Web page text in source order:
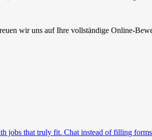
wir uns auf Ihre vollständige Online-
jobs that truly fit. Chat instead of filling